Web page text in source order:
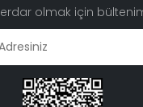
olmak için